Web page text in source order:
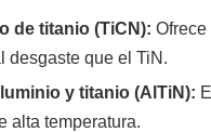
de titanio (TiCN): Ofrece
desgaste que el TiN.
y titanio (AlTiN):
alta temperatura.